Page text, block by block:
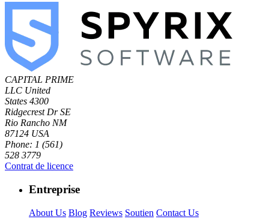
CAPITAL PRIME
LLC United
States 4300
Ridgecrest Dr SE
Rio Rancho NM
87124 USA
Phone: 1 (561)
528 3779
Contrat de licence
Entreprise
About Us Blog Reviews Soutien Contact Us